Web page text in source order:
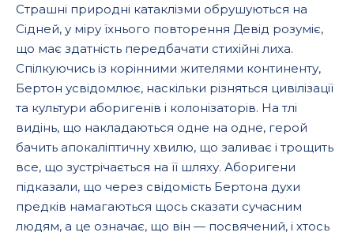
Страшні природні катаклізми обрушуються на
Сідней, у міру їхнього повторення Девід розуміє,
що має здатність передбачати стихійні лиха.
Спілкуючись із корінними жителями континенту,
Бертон усвідомлює, наскільки різняться цивілізації
та культури аборигенів і колонізаторів. На тлі
видінь, що накладаються одне на одне, герой
бачить апокаліптичну хвилю, що заливає і трощить
все, що зустрічається на її шляху. Аборигени
підказали, що через свідомість Бертона духи
предків намагаються щось сказати сучасним
людям, а це означає, що він — посвячений, і хтось